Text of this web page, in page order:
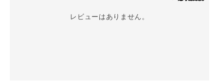
レビューはありません。